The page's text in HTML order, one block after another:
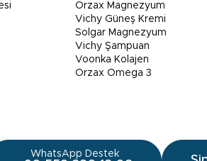
Orzax Magnezyum
Vichy Güneş Kremi
Solgar Magnezyum
Vichy Şampuan
Voonka Kolajen
Orzax Omega 3
WhatsApp Destek